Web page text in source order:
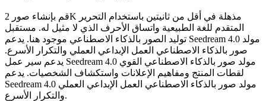
قم بإنشاء صور 2K مذهلة في أقل من ثانيتين باستخدام التحرير
المتقدم للغة الطبيعية واتساق الأحرف الذي لا مثيل له. مستقبل
توليد الصور بالذكاء الاصطناعي موجود هنا. يدعم Seedream 4.0 مولد
صور بالذكاء الاصطناعي العمل الإبداعي العملي والتكرار الأسرع.
يدعم سير عمل Seedream 4.0 مولد صور بالذكاء الاصطناعي القوي
لقطات المنتج ومفاهيم الإعلانات واستكشاف الشخصيات. يدعم
Seedream 4.0 مولد صور بالذكاء الاصطناعي العمل الإبداعي العملي
والتكرار الأسرع.